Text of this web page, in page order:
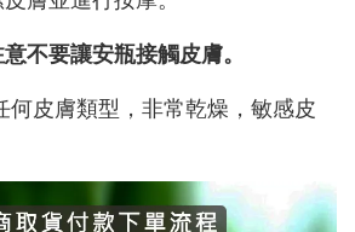
不要讓安瓶接觸皮膚。
何皮膚類型，非常乾燥，敏感皮